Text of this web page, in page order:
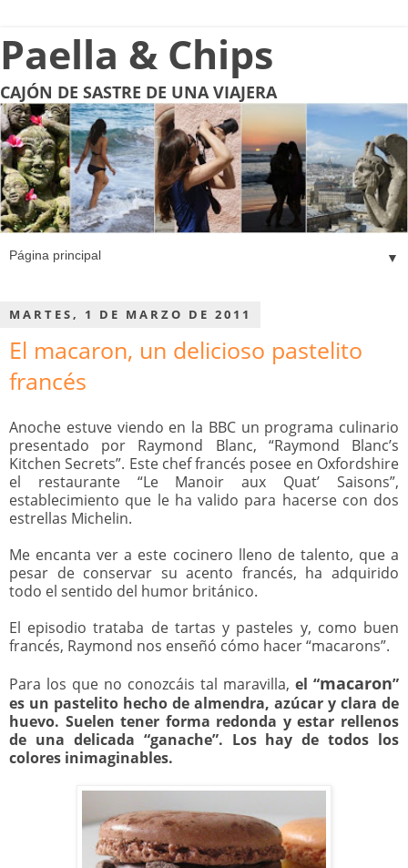
Paella & Chips
CAJÓN DE SASTRE DE UNA VIAJERA
▼
MARTES, 1 DE MARZO DE 2011
El macaron, un delicioso pastelito
francés
Anoche estuve viendo en la BBC un programa culinario
presentado por Raymond Blanc, “Raymond Blanc’s
Kitchen Secrets”. Este chef francés posee en Oxfordshire
el restaurante “Le Manoir aux Quat’ Saisons”,
establecimiento que le ha valido para hacerse con dos
estrellas Michelin.
Me encanta ver a este cocinero lleno de talento, que a
pesar de conservar su acento francés, ha adquirido
todo el sentido del humor británico.
El episodio trataba de tartas y pasteles y, como buen
francés, Raymond nos enseñó cómo hacer “macarons”.
Para los que no conozcáis tal maravilla, el “macaron”
es un pastelito hecho de almendra, azúcar y clara de
huevo. Suelen tener forma redonda y estar rellenos
de una delicada “ganache”. Los hay de todos los
colores inimaginables.